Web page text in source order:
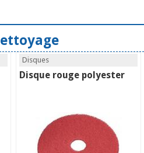
Disques
Disque rouge polyester